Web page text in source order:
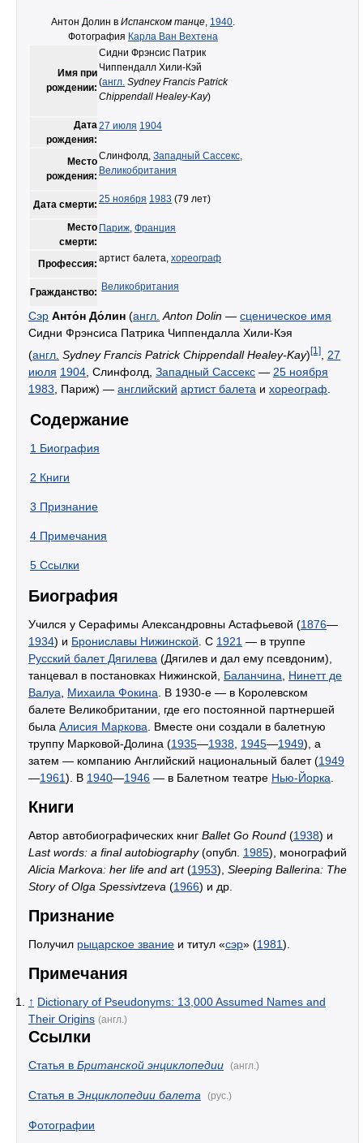
Антон Долин в Испанском танце, 1940.
Фотография Карла Ван Вехтена
Имя при
рождении:
Сидни Фрэнсис Патрик
Чиппендалл Хили-Кэй
(англ. Sydney Francis Patrick
Chippendall Healey-Kay)
Дата
рождения:
27 июля 1904
Место
рождения:
Слинфолд, Западный Сассекс,
Великобритания
Дата смерти: 25 ноября 1983 (79 лет)
Место
смерти:
Париж, Франция
Профессия: артист балета, хореограф
Гражданство: Великобритания
Сэр Анто́н До́лин (англ. Anton Dolin — сценическое имя
Сидни Фрэнсиса Патрика Чиппендалла Хили-Кэя
(англ. Sydney Francis Patrick Chippendall Healey-Kay)[1]
27
июля 1904 , Слинфолд, Западный Сассекс — 25 ноября
1983 , Париж) — английский артист балета и хореограф
Содержание
1 Биография
2 Книги
3 Признание
4 Примечания
5 Ссылки
Биография
Учился у Серафимы Александровны Астафьевой (1876—
1934) и Брониславы Нижинской . С 1921 — в труппе
Русский балет Дягилева (Дягилев и дал ему псевдоним),
танцевал в постановках Нижинской, Баланчина
Нинетт де
Валуа
Михаила Фокина . В 1930-е — в Королевском
балете Великобритании, где его постоянной партнершей
была Алисия Маркова . Вместе они создали в балетную
труппу Марковой-Долина (1935—1938 1945—1949), а
затем — компанию Английский национальный балет (1949
—1961). В 1940—1946 — в Балетном театре Нью-Йорка
Книги
Автор автобиографических книг Ballet Go Round (1938) и
Last words: a final autobiography(опубл. 1985), монографий
Alicia Markova: her life and art(1953), Sleeping Ballerina: The
Story of Olga Spessivtzeva (1966) и др.
Признание
Получил рыцарское звание и титул «сэр» (1981).
Примечания
↑ Dictionary of Pseudonyms: 13,000 Assumed Names and
Their Origins (англ.)
Ссылки
Статья в Британской энциклопедии (англ.)
Статья в Энциклопедии балета (рус.)
Фотографии